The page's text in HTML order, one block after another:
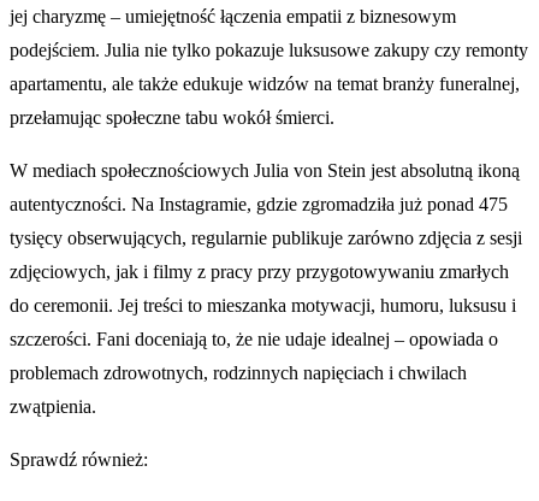
jej charyzmę – umiejętność łączenia empatii z biznesowym
podejściem. Julia nie tylko pokazuje luksusowe zakupy czy remonty
apartamentu, ale także edukuje widzów na temat branży funeralnej,
przełamując społeczne tabu wokół śmierci.
W mediach społecznościowych Julia von Stein jest absolutną ikoną
autentyczności. Na Instagramie, gdzie zgromadziła już ponad 475
tysięcy obserwujących, regularnie publikuje zarówno zdjęcia z sesji
zdjęciowych, jak i filmy z pracy przy przygotowywaniu zmarłych
do ceremonii. Jej treści to mieszanka motywacji, humoru, luksusu i
szczerości. Fani doceniają to, że nie udaje idealnej – opowiada o
problemach zdrowotnych, rodzinnych napięciach i chwilach
zwątpienia.
Sprawdź również: